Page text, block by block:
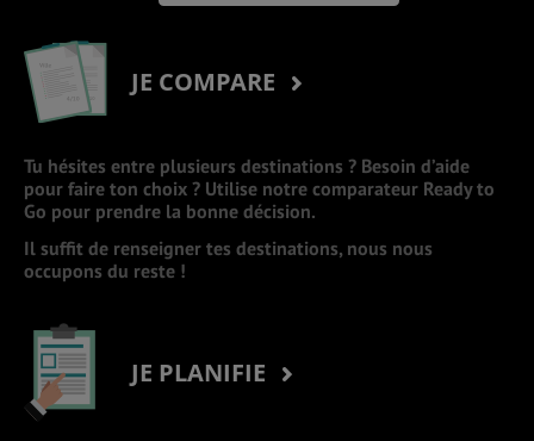
JE COMPARE
Tu hésites entre plusieurs destinations ? Besoin d’aide
pour faire ton choix ? Utilise notre comparateur Ready to
Go pour prendre la bonne décision.
Il suffit de renseigner tes destinations, nous nous
occupons du reste !
JE PLANIFIE